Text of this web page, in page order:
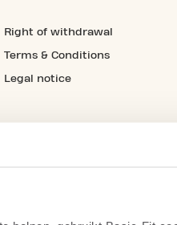
Right of withdrawal
Terms & Conditions
Legal notice